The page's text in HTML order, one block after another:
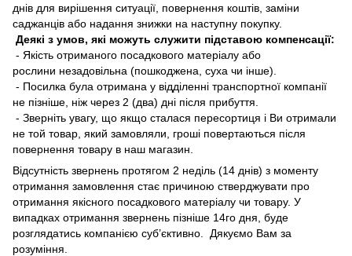
днів для вирішення ситуації, повернення коштів, заміни
саджанців або надання знижки на наступну покупку.
Деякі з умов, які можуть служити підставою компенсації:
- Якість отриманого посадкового матеріалу або
рослини незадовільна (пошкоджена, суха чи інше).
- Посилка була отримана у відділенні транспортної компанії
не пізніше, ніж через 2 (два) дні після прибуття.
- Зверніть увагу, що якщо сталася пересортиця і Ви отримали
не той товар, який замовляли, гроші повертаються після
повернення товару в наш магазин.
Відсутність звернень протягом 2 неділь (14 днів) з моменту
отримання замовлення стає причиною стверджувати про
отримання якісного посадкового матеріалу чи товару. У
випадках отримання звернень пізніше 14го дня, буде
розглядатись компанією суб’єктивно. Дякуємо Вам за
розуміння.